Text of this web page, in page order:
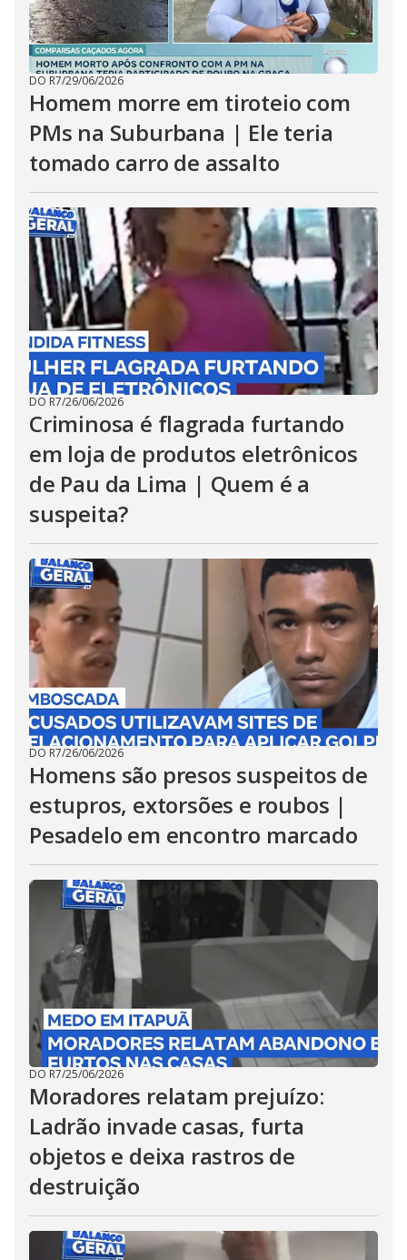
DO R7/29/06/2026
Homem morre em tiroteio com
PMs na Suburbana | Ele teria
tomado carro de assalto
DO R7/26/06/2026
Criminosa é flagrada furtando
em loja de produtos eletrônicos
de Pau da Lima | Quem é a
suspeita?
DO R7/26/06/2026
Homens são presos suspeitos de
estupros, extorsões e roubos |
Pesadelo em encontro marcado
DO R7/25/06/2026
Moradores relatam prejuízo:
Ladrão invade casas, furta
objetos e deixa rastros de
destruição